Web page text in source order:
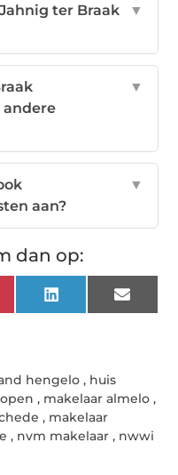
ter Braak
▼
andere
▼
aan?
▼
dan op:
LinkedIn Email
hengelo , huis
, makelaar almelo ,
, makelaar
, nvm makelaar , nwwi